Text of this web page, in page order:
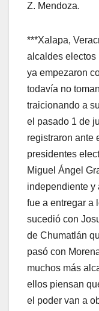
Z. Mendoza.
***Xalapa,
alcaldes electos
ya empezaron
todavía no
traicionando a
el pasado 1 de
registraron ante
presidentes
Miguel Ángel
independiente y
fue a entregar a
sucedió con
de Chumatlán
pasó con
muchos más
ellos piensan
el poder van a